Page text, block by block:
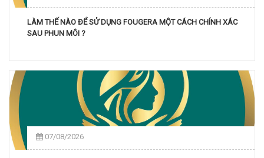
LÀM THẾ NÀO ĐỂ SỬ DỤNG FOUGERA MỘT CÁCH CHÍNH XÁC
SAU PHUN MÔI ?
07/08/2026